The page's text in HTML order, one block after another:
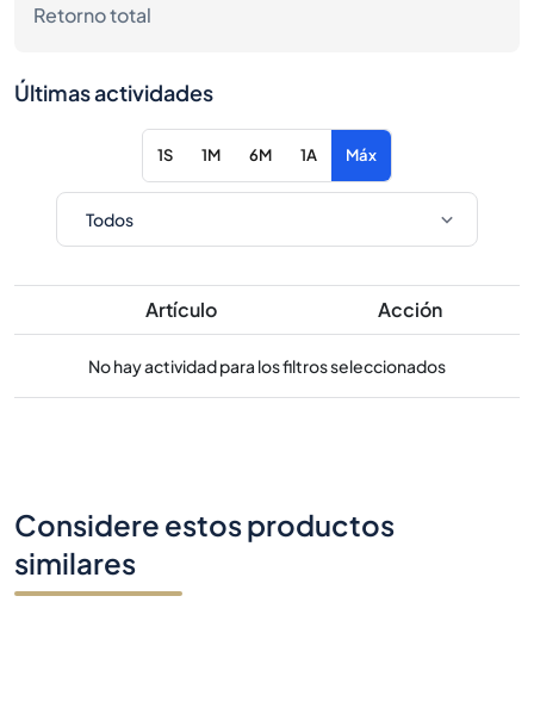
Retorno total
Últimas actividades
1S 1M 6M 1A Máx
Artículo Acción
No hay actividad para los filtros seleccionados
Considere estos productos
similares